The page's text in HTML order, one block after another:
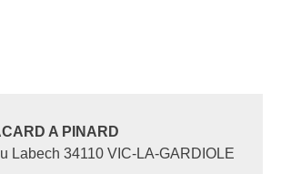
A PINARD
Labech 34110 VIC-LA-GARDIOLE